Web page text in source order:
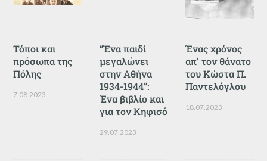
Τόποι και
πρόσωπα της
Πόλης
7.08.2023
“Ένα παιδί
μεγαλώνει
στην Αθήνα
1934-1944”:
Ένα βιβλίο και
για τον Κηφισό
29.07.2023
Ένας χρόνος
απ’ τον θάνατο
του Κώστα Π.
Παντελόγλου
18.07.2023